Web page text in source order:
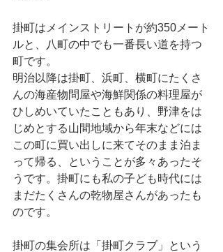
掛町はメインストリートが約350メート
ルと、八町の中でも一番長い道を持つ
町です。
明治以降は掛町、浜町、横町にたくさ
んの海産物問屋や海鮮関係の料理屋が
ひしめいていたこともあり、野津をは
じめとする山間地域から年末などには
この町に買い出しに来てそのまま泊ま
って帰る、ということが多々あったそ
うです。掛町にも私の子ども時代には
まだたくさんの乾物屋さんがあったも
のです。
掛町の集会所は「掛町クラブ」という